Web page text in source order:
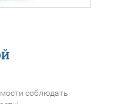
соблюдать